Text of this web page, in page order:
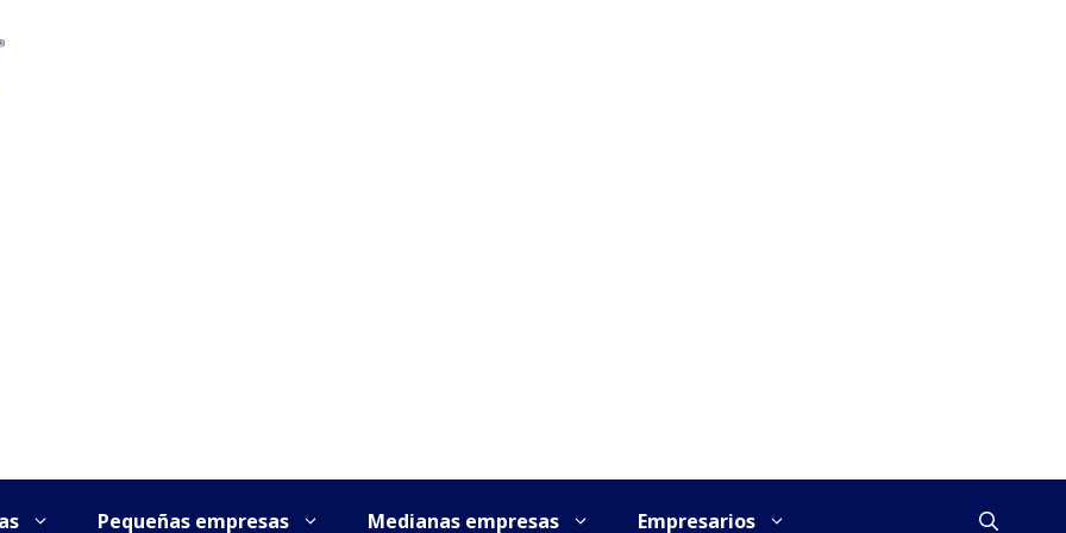
Pequeñas empresas Medianas empresas Empresarios